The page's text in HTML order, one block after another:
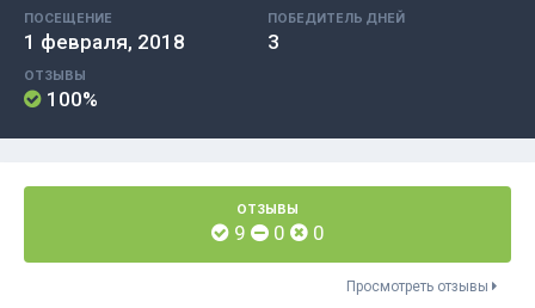
ПОСЕЩЕНИЕ
1 февраля, 2018
ПОБЕДИТЕЛЬ ДНЕЙ
3
ОТЗЫВЫ
100%
ОТЗЫВЫ
9 0 0
Просмотреть отзывы